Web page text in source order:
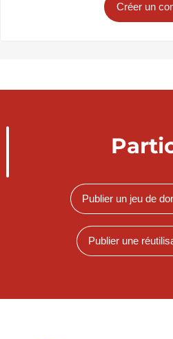
Créer un
Publier un jeu de
Publier une